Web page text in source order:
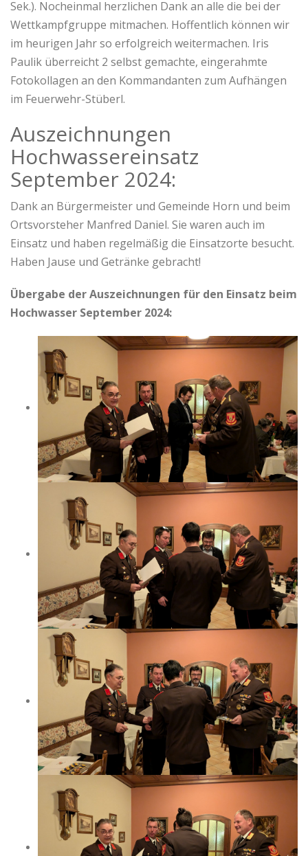
Sek.). Nocheinmal herzlichen Dank an alle die bei der
Wettkampfgruppe mitmachen. Hoffentlich können wir
im heurigen Jahr so erfolgreich weitermachen. Iris
Paulik überreicht 2 selbst gemachte, eingerahmte
Fotokollagen an den Kommandanten zum Aufhängen
im Feuerwehr-Stüberl.
Auszeichnungen
Hochwassereinsatz
September 2024:
Dank an Bürgermeister und Gemeinde Horn und beim
Ortsvorsteher Manfred Daniel. Sie waren auch im
Einsatz und haben regelmäßig die Einsatzorte besucht.
Haben Jause und Getränke gebracht!
Übergabe der Auszeichnungen für den Einsatz beim
Hochwasser September 2024: